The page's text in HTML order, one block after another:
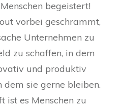
begeistert!
vorbei geschrammt,
Unternehmen zu
zu schaffen, in dem
und produktiv
sie gerne bleiben.
ist es Menschen zu